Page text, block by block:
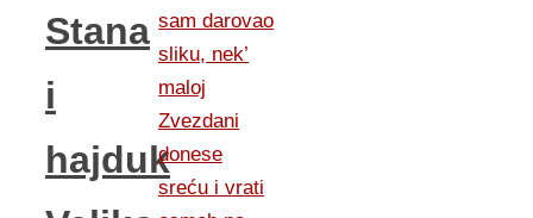
Stana
i
hajduk
sam darovao
sliku, nek’
maloj
Zvezdani
donese
sreću i vrati